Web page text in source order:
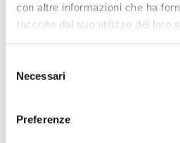
con altre informazioni che ha
raccolto dal suo utilizzo dei loro
delNecessari
Preferenze
TAG: